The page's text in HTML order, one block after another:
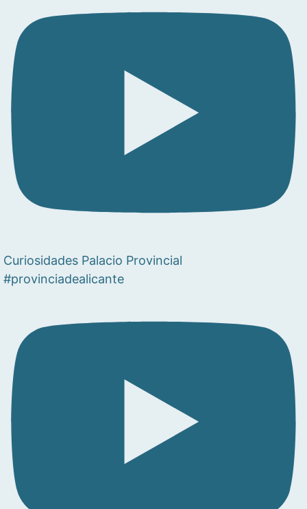
Curiosidades Palacio Provincial
#provinciadealicante